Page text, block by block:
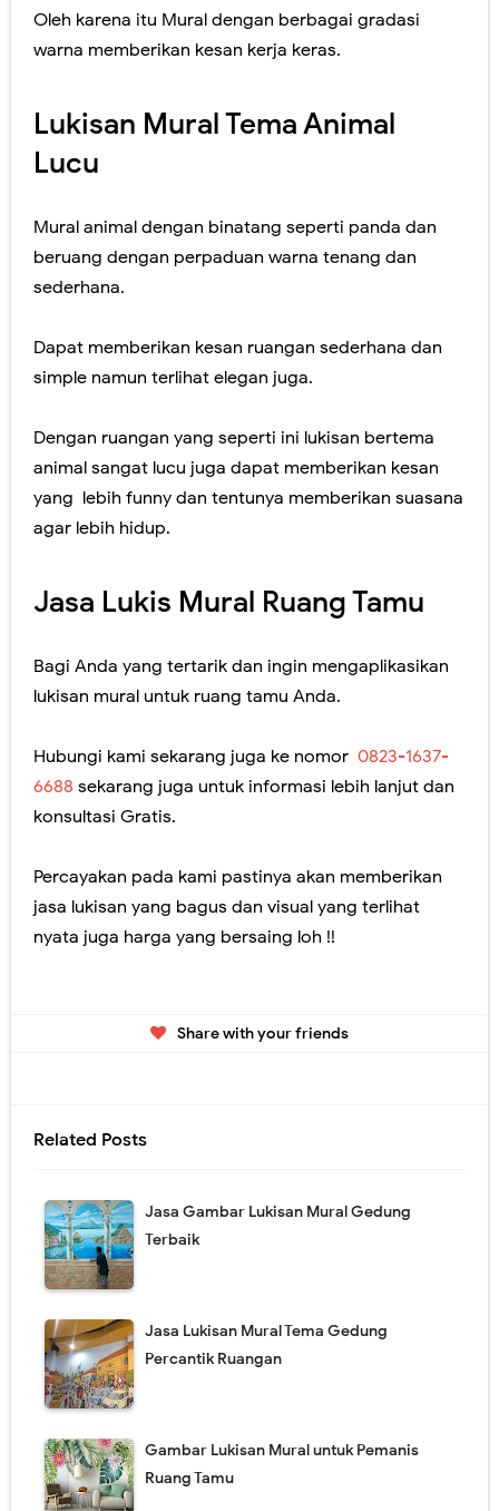
Oleh karena itu Mural dengan berbagai gradasi
warna memberikan kesan kerja keras.
Lukisan Mural Tema Animal
Lucu
Mural animal dengan binatang seperti panda dan
beruang dengan perpaduan warna tenang dan
sederhana.
Dapat memberikan kesan ruangan sederhana dan
simple namun terlihat elegan juga.
Dengan ruangan yang seperti ini lukisan bertema
animal sangat lucu juga dapat memberikan kesan
yang lebih funny dan tentunya memberikan suasana
agar lebih hidup.
Jasa Lukis Mural Ruang Tamu
Bagi Anda yang tertarik dan ingin mengaplikasikan
lukisan mural untuk ruang tamu Anda.
Hubungi kami sekarang juga ke nomor 0823-1637-
6688 sekarang juga untuk informasi lebih lanjut dan
konsultasi Gratis.
Percayakan pada kami pastinya akan memberikan
jasa lukisan yang bagus dan visual yang terlihat
nyata juga harga yang bersaing loh !!
Share with your friends
Related Posts
Jasa Gambar Lukisan Mural Gedung
Terbaik
Jasa Lukisan Mural Tema Gedung
Percantik Ruangan
Gambar Lukisan Mural untuk Pemanis
Ruang Tamu